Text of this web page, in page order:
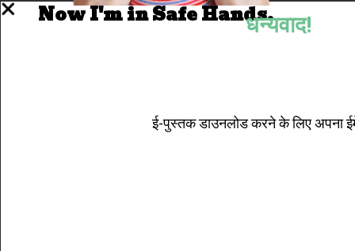
Now I'm in Safe Hands.धन्यवाद!
ई-पुस्तक डाउनलोड करने के लिए अपना